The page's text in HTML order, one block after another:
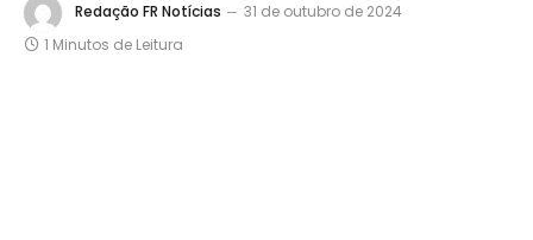
Redação FR Notícias
31 de outubro de 2024
1 Minutos de Leitura